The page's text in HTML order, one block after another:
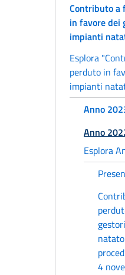
Contributo a
in favore dei
impianti
Esplora
perduto in
impianti
Anno
Anno
Esplora
4